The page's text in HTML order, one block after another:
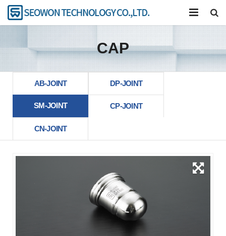
产品介绍
卡压工具
研究开发
联系我们
CAP
AB-JOINT DP-JOINT
SM-JOINT CP-JOINT
CN-JOINT